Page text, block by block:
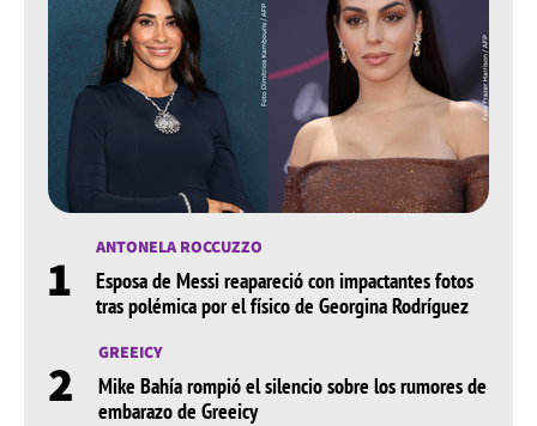
1 ANTONELA ROCCUZZO
Esposa de Messi reapareció con impactantes fotos
tras polémica por el físico de Georgina Rodríguez
2 GREEICY
Mike Bahía rompió el silencio sobre los rumores de
embarazo de Greeicy